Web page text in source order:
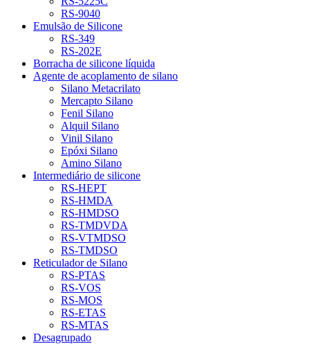
RS-9040
Emulsão de Silicone
RS-349
RS-202E
Borracha de silicone líquida
Agente de acoplamento de silano
Silano Metacrilato
Mercapto Silano
Fenil Silano
Alquil Silano
Vinil Silano
Epóxi Silano
Amino Silano
Intermediário de silicone
RS-HEPT
RS-HMDA
RS-HMDSO
RS-TMDVDA
RS-VTMDSO
RS-TMDSO
Reticulador de Silano
RS-PTAS
RS-VOS
RS-MOS
RS-ETAS
RS-MTAS
Desagrupado